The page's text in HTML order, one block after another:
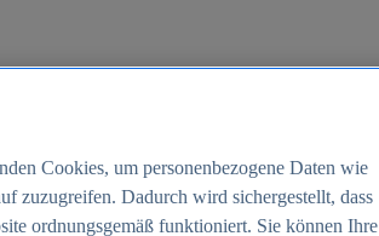
Cookies, um personenbezogene Daten wie
zuzugreifen. Dadurch wird sichergestellt, dass
ordnungsgemäß funktioniert. Sie können Ihre